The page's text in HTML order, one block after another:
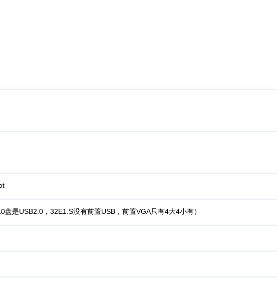
是USB2.0，32E1.S没有前置USB，前置VGA只有4大4小有）